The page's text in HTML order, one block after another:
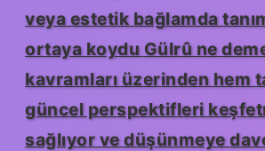
veya estetik bağlamda
ortaya koydu Gülrû ne
kavramları üzerinden hem
güncel perspektifleri
sağlıyor ve düşünmeye